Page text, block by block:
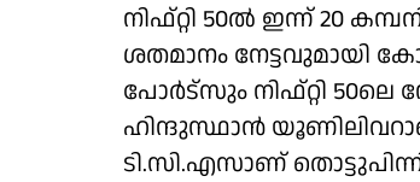
നിഫ്റ്റി 50ല്‍ ഇന്ന് 20
ശതമാനം നേട്ടവുമായി
പോര്‍ട്‌സും നിഫ്റ്റി 50ലെ
ഹിന്ദുസ്ഥാന്‍
ടി.സി.എസാണ്